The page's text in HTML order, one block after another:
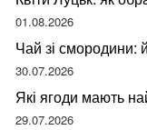
01.08.2026
Чай зі смородини:
30.07.2026
Які ягоди мають
29.07.2026